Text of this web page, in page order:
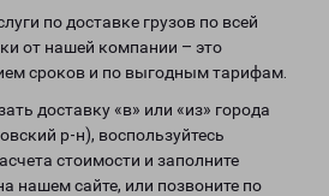
по доставке грузов по всей
от нашей компании – это
сроков и по выгодным тарифам.
доставку «в» или «из» города
р-н), воспользуйтесь
стоимости и заполните
нашем сайте, или позвоните по